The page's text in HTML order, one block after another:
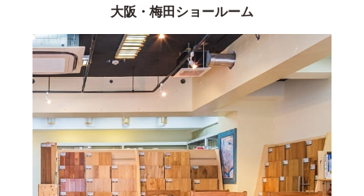
大阪・梅田ショールーム